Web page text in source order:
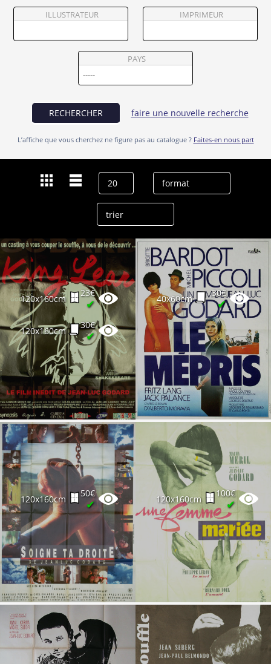
Vendre
ILLUSTRATEUR IMPRIMEUR
PAYS
RECHERCHER faire une nouvelle recherche
L’affiche que vous cherchez ne figure pas au catalogue ? Faites-en nous part
120x160cm
23€
✔
120x160cm
30€
✔
40x60cm
30€
✔
120x160cm
50€
✔ 120x160cm
100€
✔